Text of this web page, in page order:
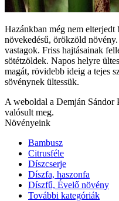
Hazánkban még nem
növekedésű, örökzöld
vastagok. Friss hajtásainak
sötétzöldek. Napos helyre
magát, rövidebb ideig a tejes
sövénynek ültessük.
A weboldal a Demján Sándor
valósult meg.
Növényeink
Bambusz
Citrusféle
Díszcserje
Díszfa, haszonfa
Díszfű, Évelő növény
További kategóriák